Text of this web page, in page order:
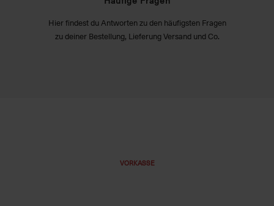
Hier findest du Antworten zu den häufigsten Fragen
zu deiner Bestellung, Lieferung Versand und Co.
VORKASSE